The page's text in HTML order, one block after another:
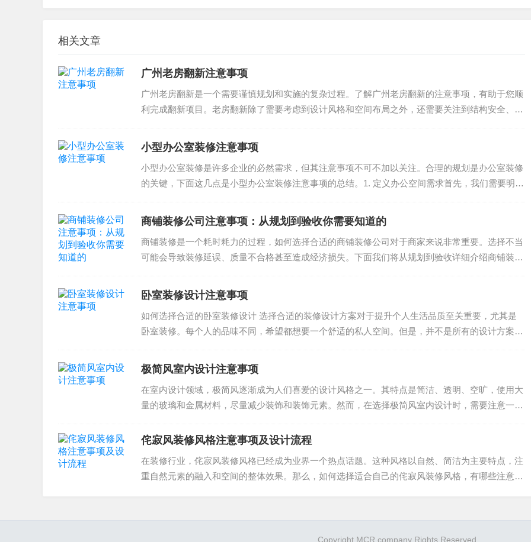
相关文章
广州老房翻新注意事项
广州老房翻新是一个需要谨慎规划和实施的复杂过程。了解广州老房翻新的注意事项，有助于您顺
利完成翻新项目。老房翻新除了需要考虑到设计风格和空间布局之外，还需要关注到结构安全、隐
小型办公室装修注意事项
小型办公室装修是许多企业的必然需求，但其注意事项不可不加以关注。合理的规划是办公室装修
的关键，下面这几点是小型办公室装修注意事项的总结。1. 定义办公空间需求首先，我们需要明确
商铺装修公司注意事项：从规划到验收你需要知道的
商铺装修是一个耗时耗力的过程，如何选择合适的商铺装修公司对于商家来说非常重要。选择不当
可能会导致装修延误、质量不合格甚至造成经济损失。下面我们将从规划到验收详细介绍商铺装修
卧室装修设计注意事项
如何选择合适的卧室装修设计 选择合适的装修设计方案对于提升个人生活品质至关重要，尤其是
卧室装修。每个人的品味不同，希望都想要一个舒适的私人空间。但是，并不是所有的设计方案都
极简风室内设计注意事项
在室内设计领域，极简风逐渐成为人们喜爱的设计风格之一。其特点是简洁、透明、空旷，使用大
量的玻璃和金属材料，尽量减少装饰和装饰元素。然而，在选择极简风室内设计时，需要注意一些
侘寂风装修风格注意事项及设计流程
在装修行业，侘寂风装修风格已经成为业界一个热点话题。这种风格以自然、简洁为主要特点，注
重自然元素的融入和空间的整体效果。那么，如何选择适合自己的侘寂风装修风格，有哪些注意事
Copyright MCR company Rights Reserved.